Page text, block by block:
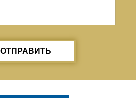
ОТПРАВИТЬ